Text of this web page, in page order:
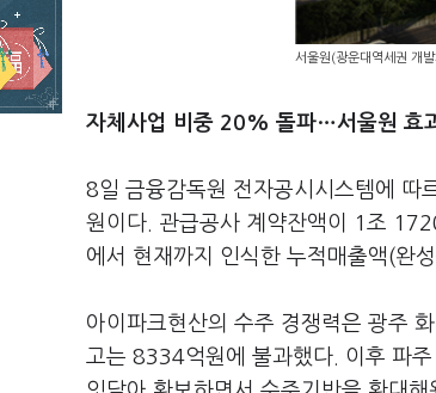
서울원(광운대역세권 개
자체사업 비중 20% 돌파…서울원 효
8일 금융감독원 전자공시시스템에
원이다. 관급공사 계약잔액이 1조
에서 현재까지 인식한 누적매출액(완
아이파크현산의 수주 경쟁력은 광주
고는 8334억원에 불과했다. 이후 파